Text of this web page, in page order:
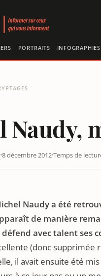
PORTRAITS INFOGRAPHIES
Naudy,
8 décembre 2012Temps de
Naudy a été
de manière
avec talent ses
(donc supprimée
il avait ensuite été